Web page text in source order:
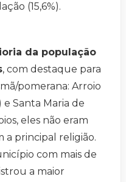
(15,6%).
da população
, com destaque para
pomerana: Arroio
e Santa Maria de
eles não eram
a principal religião.
com mais de
a maior